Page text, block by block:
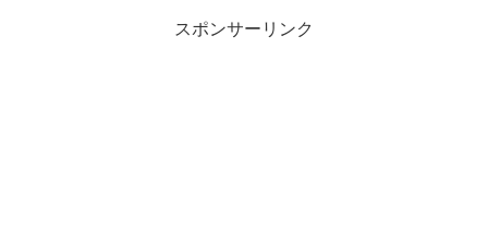
スポンサーリンク